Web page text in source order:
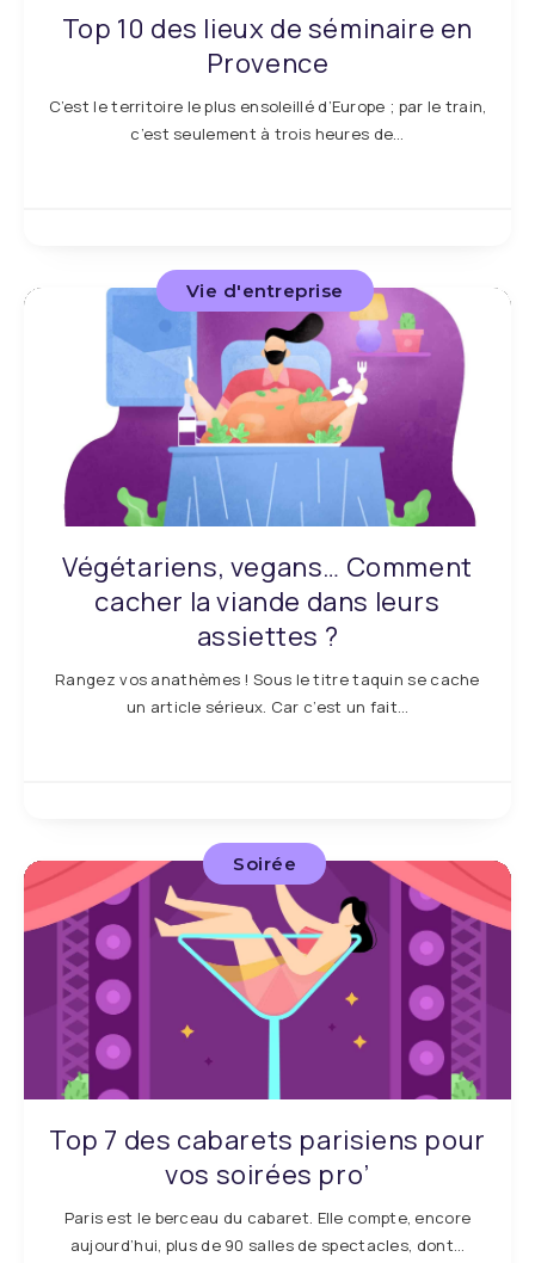
Top 10 des lieux de séminaire en
Provence
C’est le territoire le plus ensoleillé d’Europe ; par le train,
c’est seulement à trois heures de…
Vie d'entreprise
Végétariens, vegans… Comment
cacher la viande dans leurs
assiettes ?
Rangez vos anathèmes ! Sous le titre taquin se cache
un article sérieux. Car c’est un fait…
Soirée
Top 7 des cabarets parisiens pour
vos soirées pro’
Paris est le berceau du cabaret. Elle compte, encore
aujourd’hui, plus de 90 salles de spectacles, dont…